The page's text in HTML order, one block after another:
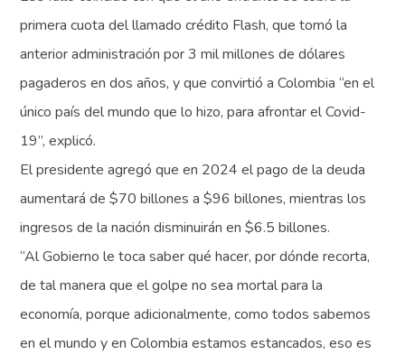
primera cuota del llamado crédito Flash, que tomó la
anterior administración por 3 mil millones de dólares
pagaderos en dos años, y que convirtió a Colombia “en el
único país del mundo que lo hizo, para afrontar el Covid-
19”, explicó.
El presidente agregó que en 2024 el pago de la deuda
aumentará de $70 billones a $96 billones, mientras los
ingresos de la nación disminuirán en $6.5 billones.
“Al Gobierno le toca saber qué hacer, por dónde recorta,
de tal manera que el golpe no sea mortal para la
economía, porque adicionalmente, como todos sabemos
en el mundo y en Colombia estamos estancados, eso es